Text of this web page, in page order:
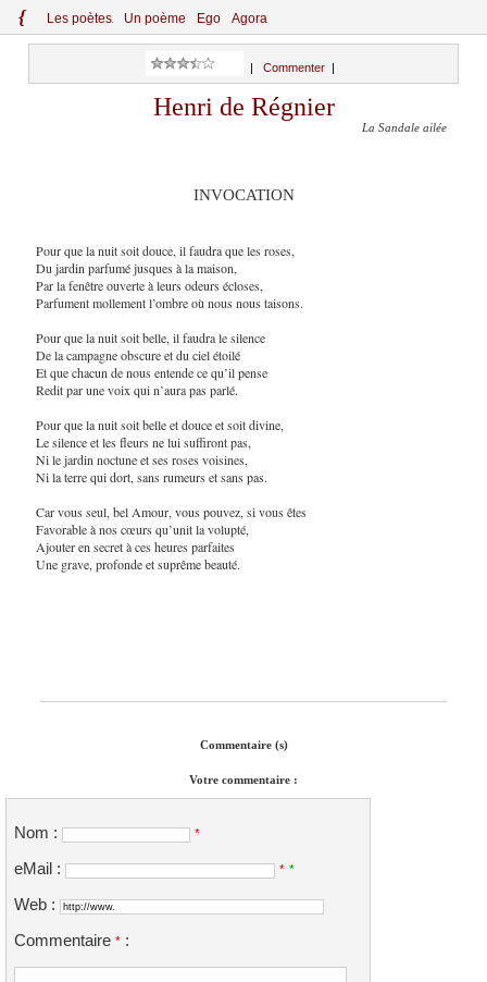
{ Les poètes Un poème Ego Agora
Commenter
Henri de Régnier
La Sandale ailée
INVOCATION
Pour que la nuit soit douce, il faudra que les roses,
Du jardin parfumé jusques à la maison,
Par la fenêtre ouverte à leurs odeurs écloses,
Parfument mollement l’ombre où nous nous taisons.
Pour que la nuit soit belle, il faudra le silence
De la campagne obscure et du ciel étoilé
Et que chacun de nous entende ce qu’il pense
Redit par une voix qui n’aura pas parlé.
Pour que la nuit soit belle et douce et soit divine,
Le silence et les fleurs ne lui suffiront pas,
Ni le jardin noctune et ses roses voisines,
Ni la terre qui dort, sans rumeurs et sans pas.
Car vous seul, bel Amour, vous pouvez, si vous êtes
Favorable à nos cœurs qu’unit la volupté,
Ajouter en secret à ces heures parfaites
Une grave, profonde et suprême beauté.
Commentaire (s)
Votre commentaire :
Nom : *
eMail : * *
Web :
Commentaire * :